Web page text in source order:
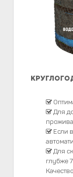
Для
Если
Для
глубже